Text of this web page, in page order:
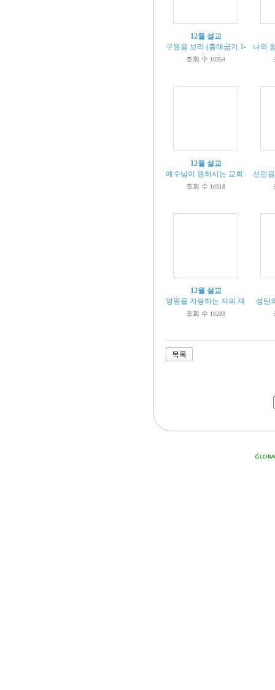
12월 설교
구원을 보라 (출애굽기 14:13-14)
조회 수 10354
나와
12월 설교
예수님이 원하시는 교회 (계1:9-
조회 수 10318
선민
12월 설교
영원을 자랑하는 자의 재물관 (마
조회 수 10283
성탄
목록